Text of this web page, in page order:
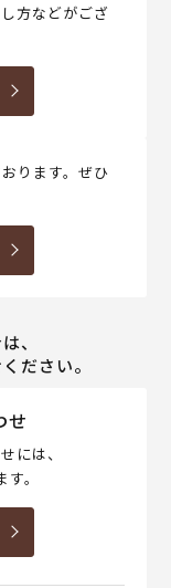
方などがござ
ります。ぜひ
、
ださい。
せ
には、
。